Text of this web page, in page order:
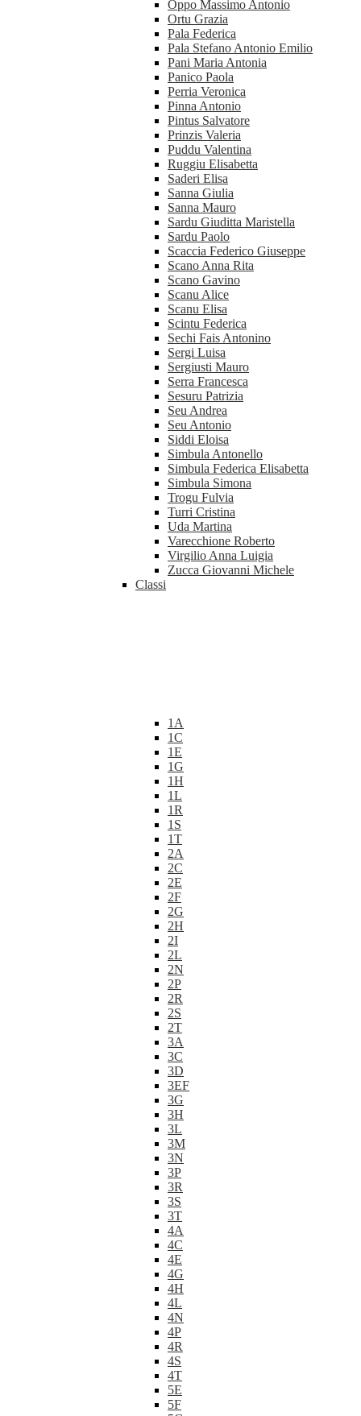
Oppo Massimo Antonio
Ortu Grazia
Pala Federica
Pala Stefano Antonio Emilio
Pani Maria Antonia
Panico Paola
Perria Veronica
Pinna Antonio
Pintus Salvatore
Prinzis Valeria
Puddu Valentina
Ruggiu Elisabetta
Saderi Elisa
Sanna Giulia
Sanna Mauro
Sardu Giuditta Maristella
Sardu Paolo
Scaccia Federico Giuseppe
Scano Anna Rita
Scano Gavino
Scanu Alice
Scanu Elisa
Scintu Federica
Sechi Fais Antonino
Sergi Luisa
Sergiusti Mauro
Serra Francesca
Sesuru Patrizia
Seu Andrea
Seu Antonio
Siddi Eloisa
Simbula Antonello
Simbula Federica Elisabetta
Simbula Simona
Trogu Fulvia
Turri Cristina
Uda Martina
Varecchione Roberto
Virgilio Anna Luigia
Zucca Giovanni Michele
Classi
1A
1C
1E
1G
1H
1L
1R
1S
1T
2A
2C
2E
2F
2G
2H
2I
2L
2N
2P
2R
2S
2T
3A
3C
3D
3EF
3G
3H
3L
3M
3N
3P
3R
3S
3T
4A
4C
4E
4G
4H
4L
4N
4P
4R
4S
4T
5E
5F